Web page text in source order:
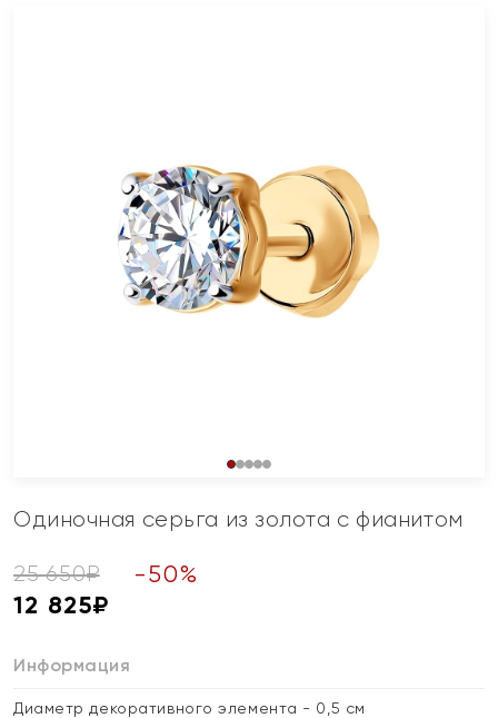
Одиночная серьга из золота с фианитом
25 650₽ -50%
12 825₽
Информация
Диаметр декоративного элемента - 0,5 см